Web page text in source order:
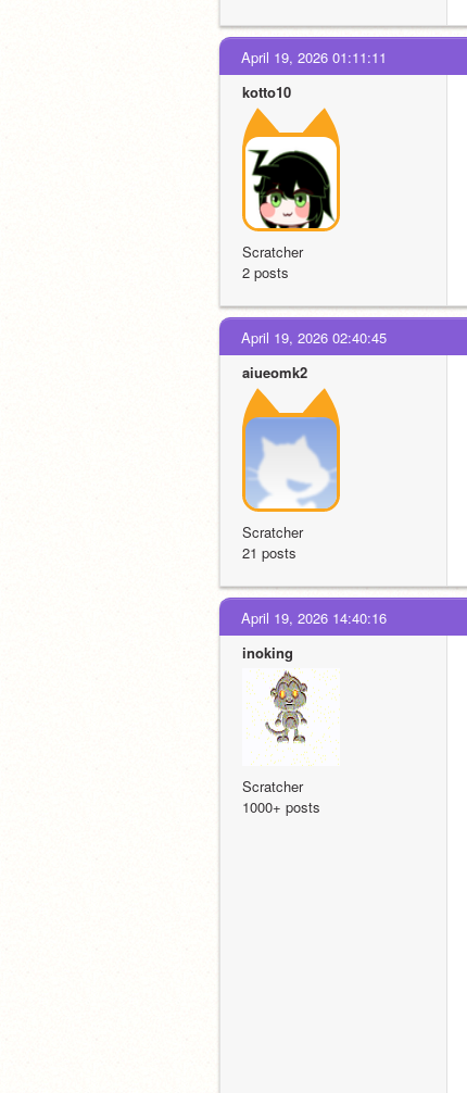
April 19, 2026 01:11:11
kotto10
Scratcher
2 posts
April 19, 2026 02:40:45
aiueomk2
Scratcher
21 posts
April 19, 2026 14:40:16
inoking
Scratcher
1000+ posts